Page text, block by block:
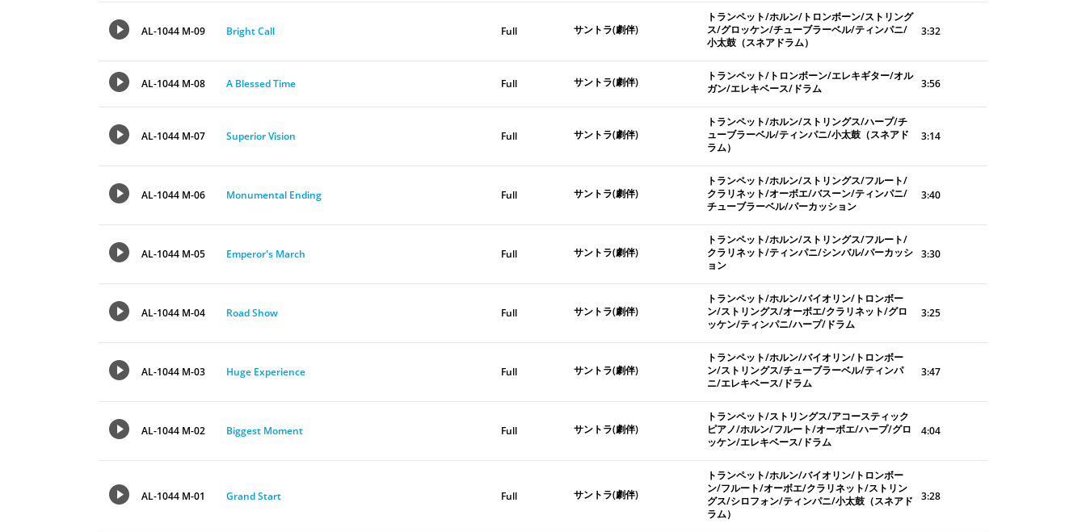
AL-1044 M-09 Bright Call Full サントラ(劇伴)
トランペット/ホルン/トロンボーン/ストリング
ス/グロッケン/チューブラーベル/ティンパニ/
小太鼓（スネアドラム）
3:32
AL-1044 M-08 A Blessed Time Full サントラ(劇伴)
トランペット/トロンボーン/エレキギター/オル
ガン/エレキベース/ドラム
3:56
AL-1044 M-07 Superior Vision Full サントラ(劇伴)
トランペット/ホルン/ストリングス/ハープ/チ
ューブラーベル/ティンパニ/小太鼓（スネアド
ラム）
3:14
AL-1044 M-06 Monumental Ending Full サントラ(劇伴)
トランペット/ホルン/ストリングス/フルート/
クラリネット/オーボエ/バスーン/ティンパニ/
チューブラーベル/パーカッション
3:40
AL-1044 M-05 Emperor's March Full サントラ(劇伴)
トランペット/ホルン/ストリングス/フルート/
クラリネット/ティンパニ/シンバル/パーカッシ
ョン
3:30
AL-1044 M-04 Road Show Full サントラ(劇伴)
トランペット/ホルン/バイオリン/トロンボー
ン/ストリングス/オーボエ/クラリネット/グロ
ッケン/ティンパニ/ハープ/ドラム
3:25
AL-1044 M-03 Huge Experience Full サントラ(劇伴)
トランペット/ホルン/バイオリン/トロンボー
ン/ストリングス/チューブラーベル/ティンパ
ニ/エレキベース/ドラム
3:47
AL-1044 M-02 Biggest Moment Full サントラ(劇伴)
トランペット/ストリングス/アコースティック
ピアノ/ホルン/フルート/オーボエ/ハープ/グロ
ッケン/エレキベース/ドラム
4:04
AL-1044 M-01 Grand Start Full サントラ(劇伴)
トランペット/ホルン/バイオリン/トロンボー
ン/フルート/オーボエ/クラリネット/ストリン
グス/シロフォン/ティンパニ/小太鼓（スネアド
ラム）
3:28